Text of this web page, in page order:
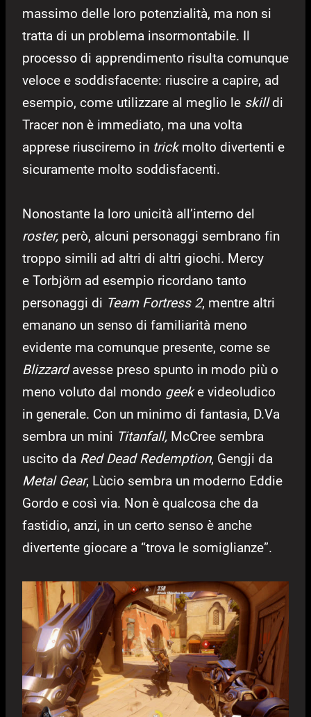
massimo delle loro potenzialità, ma non si
tratta di un problema insormontabile. Il
processo di apprendimento risulta comunque
veloce e soddisfacente: riuscire a capire, ad
esempio, come utilizzare al meglio le skilldi
Tracer non è immediato, ma una volta
apprese riusciremo in trickmolto divertenti e
sicuramente molto soddisfacenti.
Nonostante la loro unicità all’interno del
roster, però, alcuni personaggi sembrano fin
troppo simili ad altri di altri giochi. Mercy
e Torbjörn ad esempio ricordano tanto
personaggi di Team Fortress 2, mentre altri
emanano un senso di familiarità meno
evidente ma comunque presente, come se
Blizzardavesse preso spunto in modo più o
meno voluto dal mondo geeke videoludico
in generale. Con un minimo di fantasia, D.Va
sembra un mini Titanfall, McCree sembra
uscito da Red Dead Redemption, Gengji da
Metal Gear, Lùcio sembra un moderno Eddie
Gordo e così via. Non è qualcosa che da
fastidio, anzi, in un certo senso è anche
divertente giocare a “trova le somiglianze”.